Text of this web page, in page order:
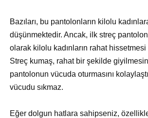
Bazıları, bu pantolonların kilolu
düşünmektedir. Ancak, ilk streç
olarak kilolu kadınların rahat hissetmesi
Streç kumaş, rahat bir şekilde
pantolonun vücuda oturmasını
vücudu sıkmaz.
Eğer dolgun hatlara sahipseniz,